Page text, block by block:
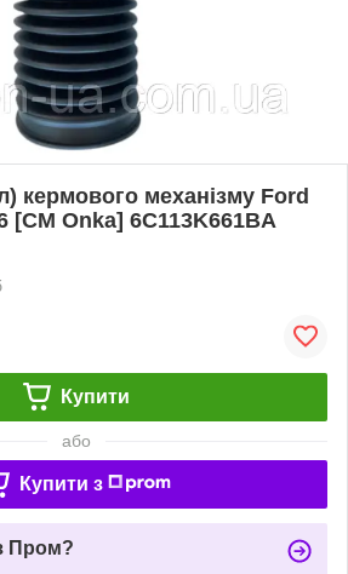
кермового механізму Ford
[СМ Onka] 6C113K661BA
Купити
або
Купити з
Пром?